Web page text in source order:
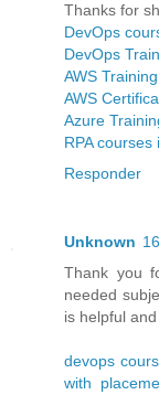
Thanks for
DevOps
DevOps
AWS
AWS
Azure
RPA courses
Responder
Unknown
Thank you
needed
is helpful
devops
with